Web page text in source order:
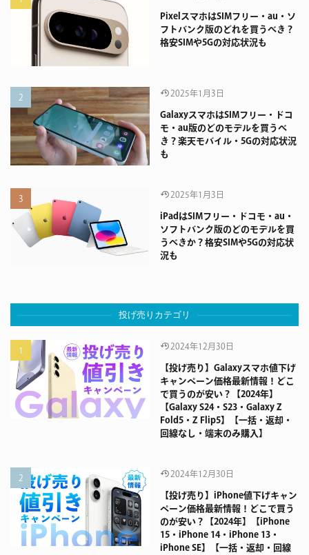
PixelスマホはSIMフリー・au・ソ
フトバンク版のどれを買うべき？
格安SIMや5Gの対応状況も
2025年1月3日
GalaxyスマホはSIMフリー・ドコ
モ・au版のどのモデルを買うべ
き？楽天モバイル・5Gの対応状況
も
2025年1月3日
iPadはSIMフリー・ドコモ・au・
ソフトバンク版のどのモデルを買
うべきか？格安SIMや5Gの対応状
況も
投げ売りカテゴリ
2024年12月30日
【投げ売り】Galaxyスマホ値下げ
キャンペーン価格最新情報！どこ
で買うのが安い？【2024年】
【Galaxy S24・S23・Galaxy Z
Fold5・Z Flip5】【一括・返却・
回線なし・端末のみ購入】
2024年12月30日
【投げ売り】iPhone値下げキャン
ペーン価格最新情報！どこで買う
のが安い？【2024年】【iPhone
15・iPhone 14・iPhone 13・
iPhone SE】【一括・返却・回線